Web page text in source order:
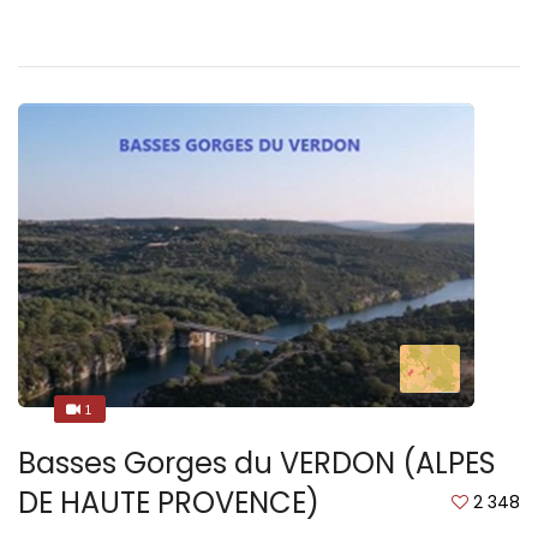
1
1
Basses Gorges du VERDON (ALPES
DE HAUTE PROVENCE)
2 348